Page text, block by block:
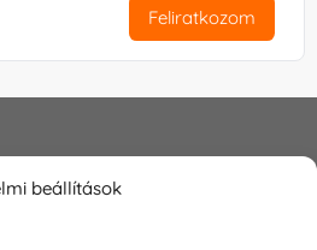
beállítások
Feliratkozom